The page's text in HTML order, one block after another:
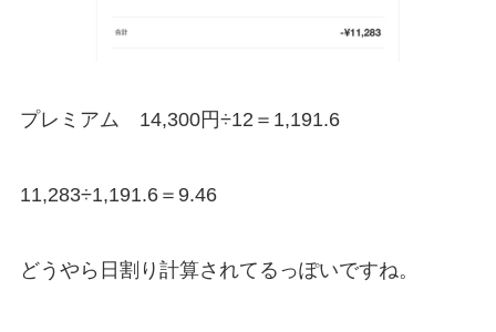
プレミアム 14,300円÷12＝1,191.6
11,283÷1,191.6＝9.46
どうやら日割り計算されてるっぽいですね。